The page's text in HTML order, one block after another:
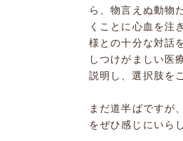
ら、物言えぬ動物
くことに心血を注
様との十分な対話
しつけがましい医
説明し、選択肢を
まだ道半ばですが
をぜひ感じにいら